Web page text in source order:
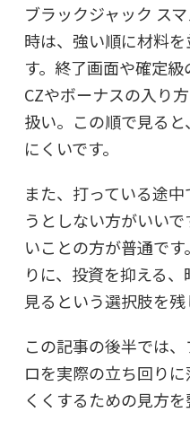
ブラックジャック ス
時は、強い順に材料
す。終了画面や確定級
CZやボーナスの入り
扱い。この順で見る
にくいです。
また、打っている途
うとしない方がいい
いことの方が普通で
りに、投資を抑える
見るという選択肢を残
この記事の後半では
ロを実際の立ち回り
くくするための見方を